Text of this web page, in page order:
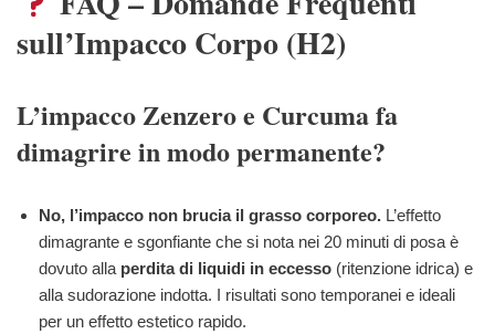
sull’Impacco Corpo (H2)
L’impacco Zenzero e Curcuma fa
dimagrire in modo permanente?
No, l’impacco non brucia il grasso corporeo. L’effetto
dimagrante e sgonfiante che si nota nei 20 minuti di posa è
dovuto alla perdita di liquidi in eccesso (ritenzione idrica) e
alla sudorazione indotta. I risultati sono temporanei e ideali
per un effetto estetico rapido.